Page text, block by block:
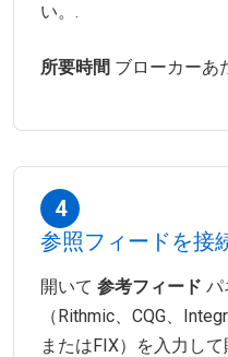
い。.
所要時間 ブローカーあ
4
参照フィードを接
開いて 参考フィード パ
（Rithmic、CQG、
またはFIX）を入力し